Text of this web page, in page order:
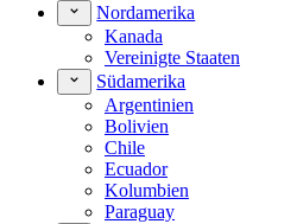
Nordamerika
Kanada
Vereinigte Staaten
Südamerika
Argentinien
Bolivien
Chile
Ecuador
Kolumbien
Paraguay